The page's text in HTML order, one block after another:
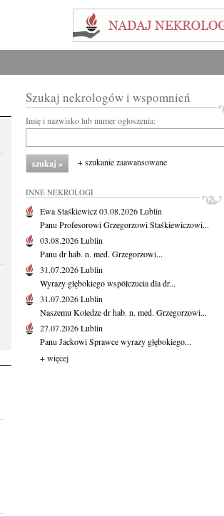
Szukaj nekrologów i wspomnień
Imię i nazwisko lub numer ogłoszenia:
+ szukanie zaawansowane
INNE NEKROLOGI
Ewa Staśkiewicz03.08.2026Lublin
Panu Profesorowi Grzegorzowi Staśkiewiczowi...
03.08.2026Lublin
Panu dr hab. n. med. Grzegorzowi...
31.07.2026Lublin
Wyrazy głębokiego współczucia dla dr...
31.07.2026Lublin
Naszemu Koledze dr hab. n. med. Grzegorzowi...
27.07.2026Lublin
Panu Jackowi Sprawce wyrazy głębokiego...
+ więcej